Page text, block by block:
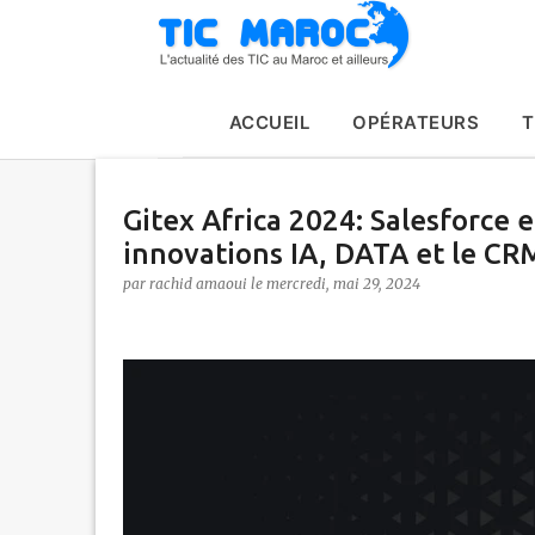
ACCUEIL OPÉRATEURS
Gitex Africa 2024: Salesforce
innovations IA, DATA et le
par rachid amaoui le mercredi, mai 29, 2024